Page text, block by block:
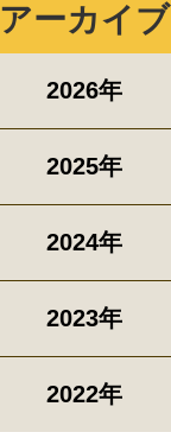
アーカイブ
2026年
2025年
2024年
2023年
2022年